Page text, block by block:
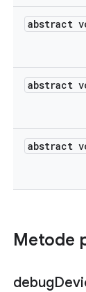
abstract
abstract
abstract
Metode
debug